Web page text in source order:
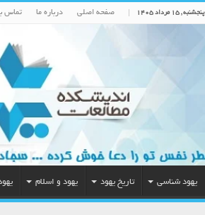
پنجشنبه , ۱۵ مرداد ۱۴۰۵ صفحه اصلی درباره ما تماس
یهود شناسی تاریخ یهود یهود و اسلام